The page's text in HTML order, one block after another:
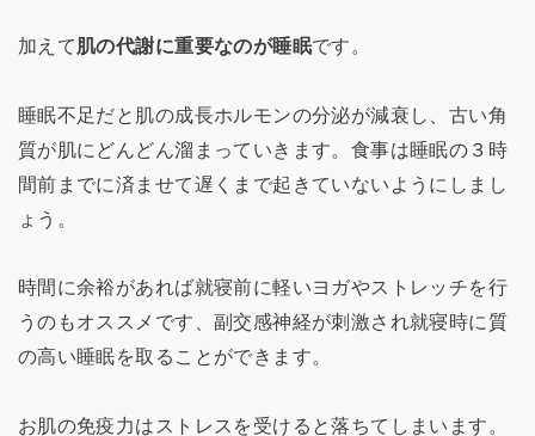
加えて肌の代謝に重要なのが睡眠です。
睡眠不足だと肌の成長ホルモンの分泌が減衰し、古い角
質が肌にどんどん溜まっていきます。食事は睡眠の３時
間前までに済ませて遅くまで起きていないようにしまし
ょう。
時間に余裕があれば就寝前に軽いヨガやストレッチを行
うのもオススメです、副交感神経が刺激され就寝時に質
の高い睡眠を取ることができます。
お肌の免疫力はストレスを受けると落ちてしまいます。